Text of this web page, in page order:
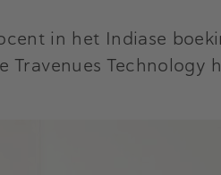
in het Indiase
Technology